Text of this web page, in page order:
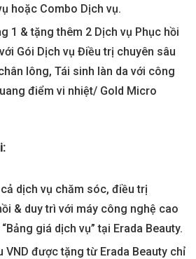
hoặc Combo Dịch vụ.
1 & tặng thêm 2 Dịch vụ Phục hồi
Gói Dịch vụ Điều trị chuyên sâu
lông, Tái sinh làn da với công
điểm vi nhiệt/ Gold Micro
dịch vụ chăm sóc, điều trị
& duy trì với máy công nghệ cao
giá dịch vụ” tại Erada Beauty.
VND được tặng từ Erada Beauty chỉ